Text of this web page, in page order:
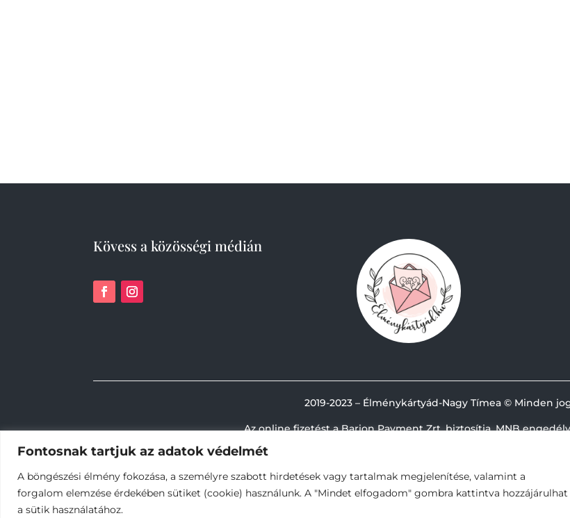
Fontosnak tartjuk az adatok védelmét
A böngészési élmény fokozása, a személyre szabott hirdetések vagy tartalmak megjelenítése, valamint a
forgalom elemzése érdekében sütiket (cookie) használunk. A "Mindet elfogadom" gombra kattintva hozzájárulhat
a sütik használatához.
Kövess a közösségi médián
2019-2023 – Élménykártyád-Nagy Tímea © Minden
Az online fizetést a Barion Payment Zrt. biztosítja, MNB engedély